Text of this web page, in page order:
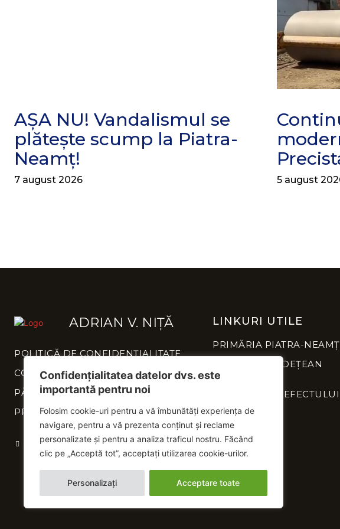
Confidențialitatea datelor dvs. este
importantă pentru noi
Folosim cookie-uri pentru a vă îmbunătăți experiența de
navigare, pentru a vă prezenta conținut și reclame
personalizate și pentru a analiza traficul nostru. Făcând
clic pe „Acceptă tot”, acceptați utilizarea cookie-urilor.
Personalizați Acceptare toate
AȘA NU! Vandalismul se
plătește scump la Piatra-
Neamț!
7 august 2026 5 august
ADRIAN V. NIȚĂ
POLITICĂ DE CONFIDENȚIALITATE
CONTACT
PĂREREA TA CONTEAZĂ
PROIECTE
LINKURI UTILE
PRIMĂRIA PIATRA-NEAMȚ
CONSILIUL JUDEȚEAN
NEAMȚ
INSTITUȚIA PREFECTULUI